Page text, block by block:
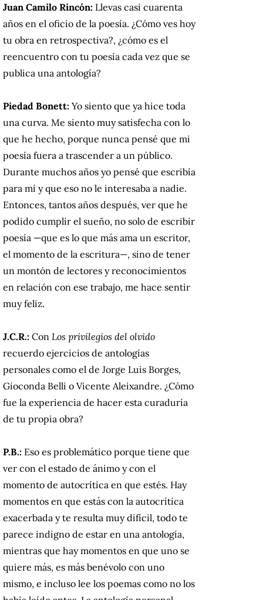
Juan Camilo Rincón: Llevas casi cuarenta
años en el oficio de la poesía. ¿Cómo ves hoy
tu obra en retrospectiva?, ¿cómo es el
reencuentro con tu poesía cada vez que se
publica una antología?
Piedad Bonett: Yo siento que ya hice toda
una curva. Me siento muy satisfecha con lo
que he hecho, porque nunca pensé que mi
poesía fuera a trascender a un público.
Durante muchos años yo pensé que escribía
para mí y que eso no le interesaba a nadie.
Entonces, tantos años después, ver que he
podido cumplir el sueño, no solo de escribir
poesía —que es lo que más ama un escritor,
el momento de la escritura—, sino de tener
un montón de lectores y reconocimientos
en relación con ese trabajo, me hace sentir
muy feliz.
J.C.R.: Con Los privilegios del olvido
recuerdo ejercicios de antologías
personales como el de Jorge Luis Borges,
Gioconda Belli o Vicente Aleixandre. ¿Cómo
fue la experiencia de hacer esta curaduría
de tu propia obra?
P.B.: Eso es problemático porque tiene que
ver con el estado de ánimo y con el
momento de autocrítica en que estés. Hay
momentos en que estás con la autocrítica
exacerbada y te resulta muy difícil, todo te
parece indigno de estar en una antología,
mientras que hay momentos en que uno se
quiere más, es más benévolo con uno
mismo, e incluso lee los poemas como no los